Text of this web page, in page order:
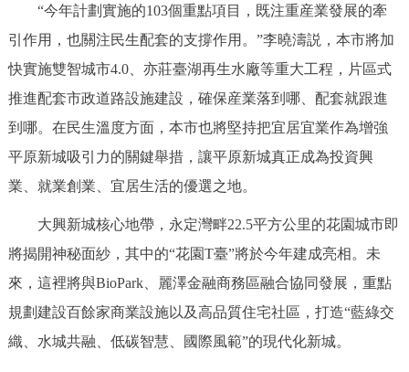
“今年計劃實施的103個重點項目，既注重産業發展的牽
引作用，也關注民生配套的支撐作用。”李曉濤説，本市將加
快實施雙智城市4.0、亦莊臺湖再生水廠等重大工程，片區式
推進配套市政道路設施建設，確保産業落到哪、配套就跟進
到哪。在民生溫度方面，本市也將堅持把宜居宜業作為增強
平原新城吸引力的關鍵舉措，讓平原新城真正成為投資興
業、就業創業、宜居生活的優選之地。
大興新城核心地帶，永定灣畔22.5平方公里的花園城市即
將揭開神秘面紗，其中的“花園T臺”將於今年建成亮相。未
來，這裡將與BioPark、麗澤金融商務區融合協同發展，重點
規劃建設百餘家商業設施以及高品質住宅社區，打造“藍綠交
織、水城共融、低碳智慧、國際風範”的現代化新城。